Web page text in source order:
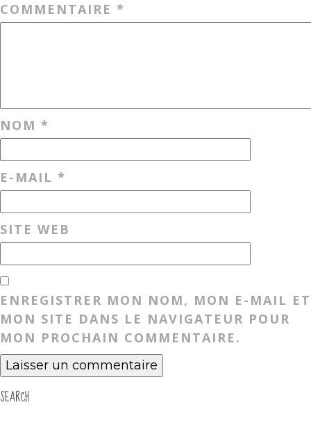
COMMENTAIRE *
NOM *
E-MAIL *
SITE WEB
ENREGISTRER MON NOM, MON E-MAIL ET
MON SITE DANS LE NAVIGATEUR POUR
MON PROCHAIN COMMENTAIRE.
SEARCH